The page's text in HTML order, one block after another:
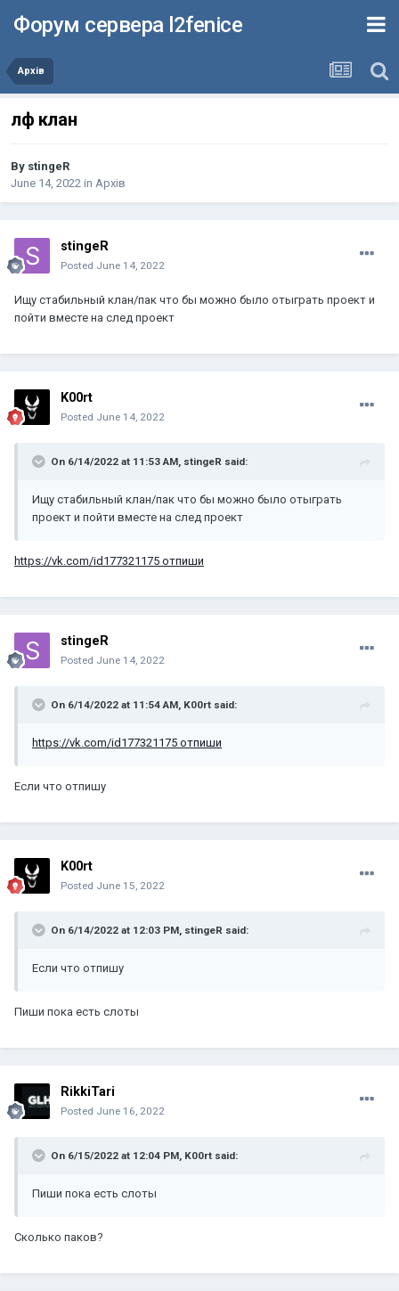
Форум сервера l2fenice
Архів
лф клан
By stingeR
June 14, 2022 in Архів
stingeR
Posted June 14, 2022
Ищу стабильный клан/пак что бы можно было отыграть проект и
пойти вместе на след проект
K00rt
Posted June 14, 2022
On 6/14/2022 at 11:53 AM, stingeR said:
Ищу стабильный клан/пак что бы можно было отыграть
проект и пойти вместе на след проект
https://vk.com/id177321175 отпиши
stingeR
Posted June 14, 2022
On 6/14/2022 at 11:54 AM, K00rt said:
https://vk.com/id177321175 отпиши
Если что отпишу
K00rt
Posted June 15, 2022
On 6/14/2022 at 12:03 PM, stingeR said:
Если что отпишу
Пиши пока есть слоты
RikkiTari
Posted June 16, 2022
On 6/15/2022 at 12:04 PM, K00rt said:
Пиши пока есть слоты
Сколько паков?